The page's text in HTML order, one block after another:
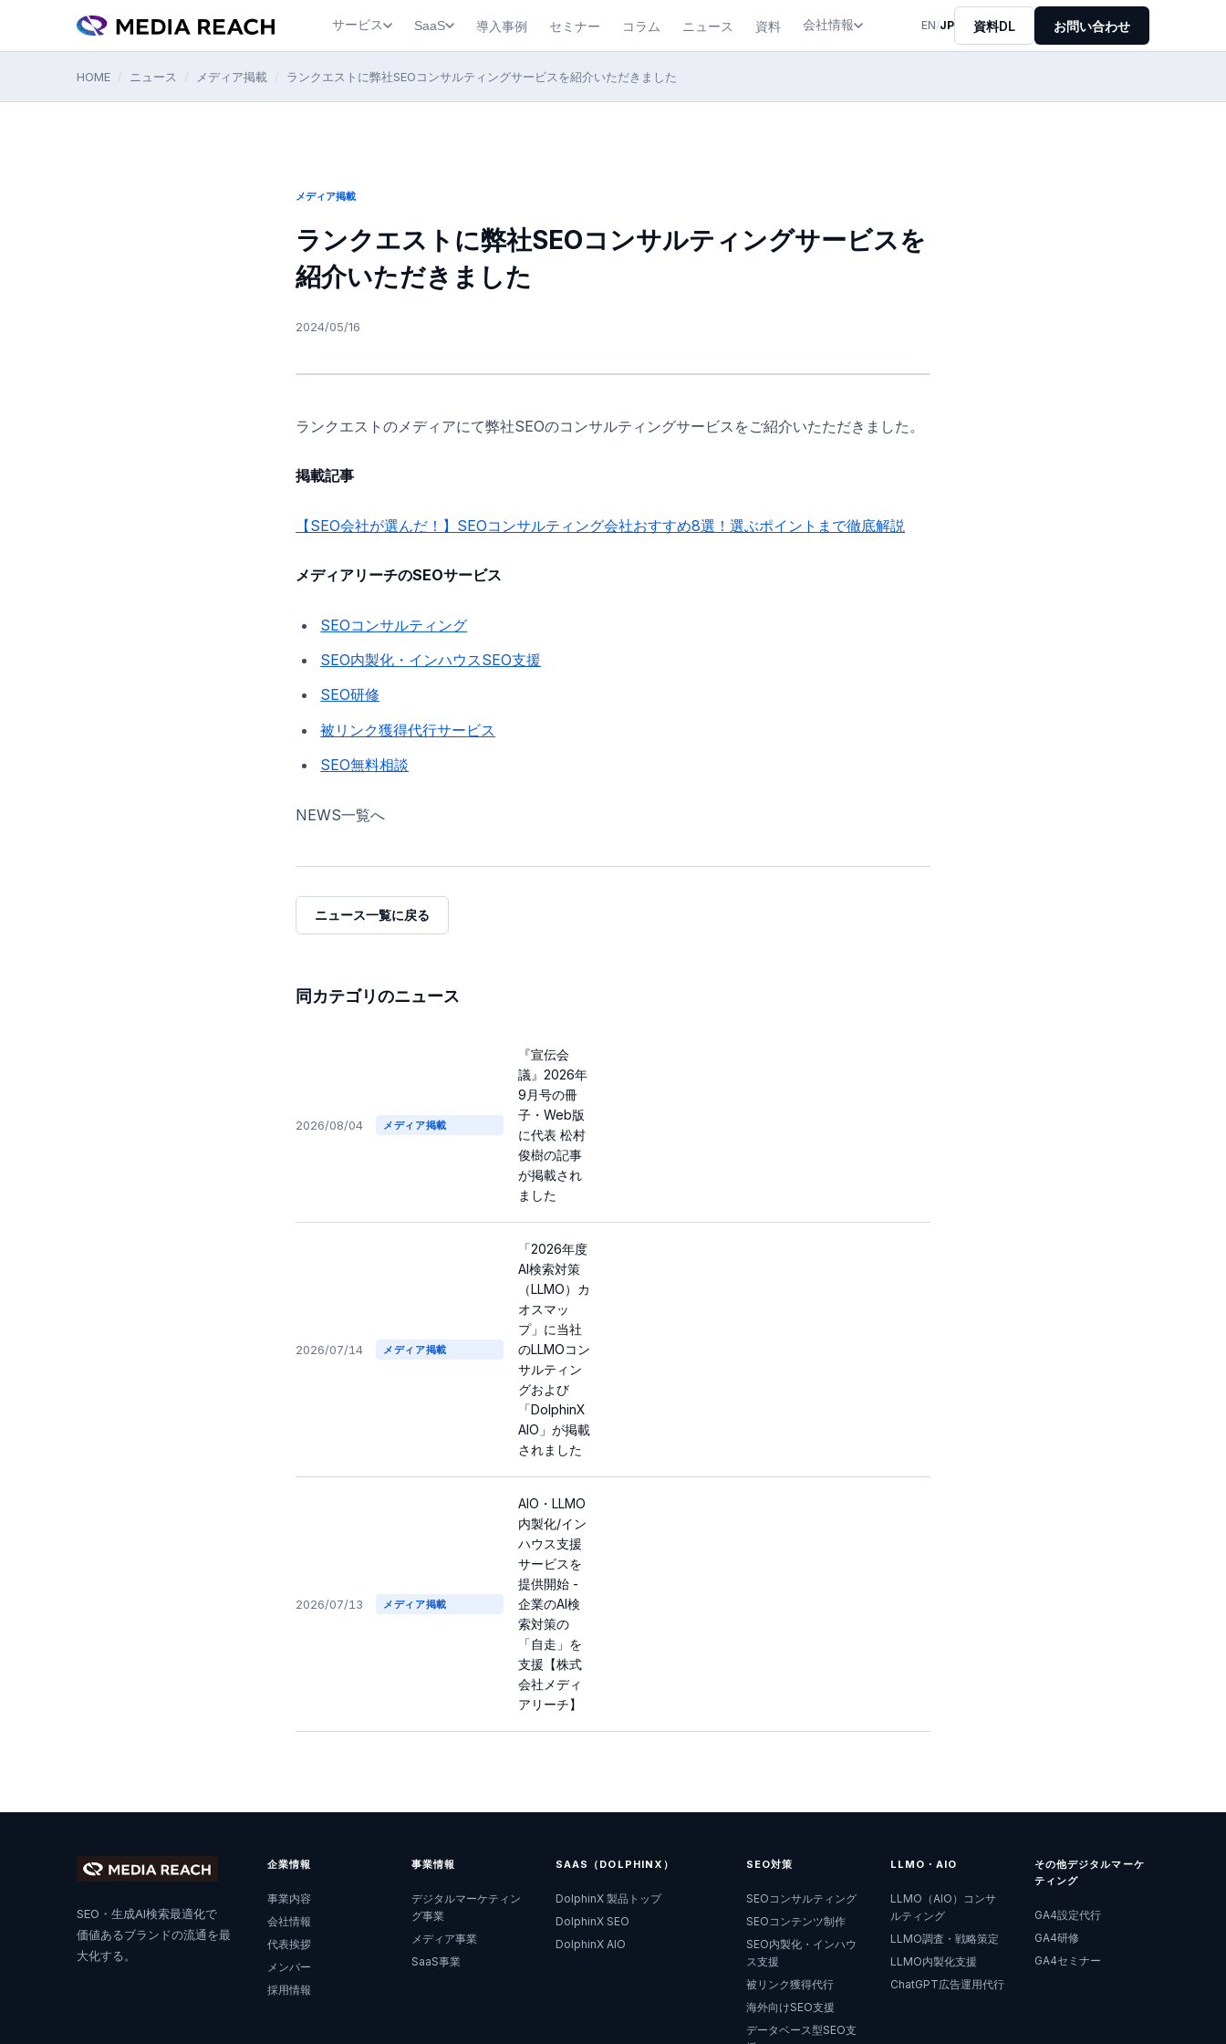
サービス SaaS 導入事例 セミナー コラム ニュース 資料 会社情報 EN/JP 資料DL お問い合わせ
HOME ニュース メディア掲載 ランクエストに弊社SEOコンサルティングサービスを紹介いただきました
メディア掲載
ランクエストに弊社SEOコンサルティングサービスを
紹介いただきました
2024/05/16
ランクエストのメディアにて弊社SEOのコンサルティングサービスをご紹介いたただきました。
掲載記事
【SEO会社が選んだ！】SEOコンサルティング会社おすすめ8選！選ぶポイントまで徹底解説
メディアリーチのSEOサービス
SEOコンサルティング
SEO内製化・インハウスSEO支援
SEO研修
被リンク獲得代行サービス
SEO無料相談
NEWS一覧へ
ニュース一覧に戻る
同カテゴリのニュース
2026/08/04 メディア掲載
『宣伝会
議』2026年
9月号の冊
子・Web版
に代表 松村
俊樹の記事
が掲載され
ました
2026/07/14 メディア掲載
「2026年度
AI検索対策
（LLMO）カ
オスマッ
プ」に当社
のLLMOコン
サルティン
グおよび
「DolphinX
AIO」が掲載
されました
2026/07/13 メディア掲載
AIO・LLMO
内製化/イン
ハウス支援
サービスを
提供開始 -
企業のAI検
索対策の
「自走」を
支援【株式
会社メディ
アリーチ】
SEO・生成AI検索最適化で
価値あるブランドの流通を最
大化する。
企業情報
事業内容
会社情報
代表挨拶
メンバー
採用情報
事業情報
デジタルマーケティン
グ事業
メディア事業
SaaS事業
SAAS（DOLPHINX）
DolphinX 製品トップ
DolphinX SEO
DolphinX AIO
SEO対策
SEOコンサルティング
SEOコンテンツ制作
SEO内製化・インハウ
ス支援
被リンク獲得代行
海外向けSEO支援
データベース型SEO支
LLMO・AIO
LLMO（AIO）コンサ
ルティング
LLMO調査・戦略策定
LLMO内製化支援
ChatGPT広告運用代行
その他デジタルマーケ
ティング
GA4設定代行
GA4研修
GA4セミナー